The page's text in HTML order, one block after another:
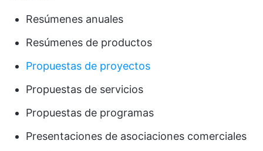
Resúmenes anuales
Resúmenes de productos
Propuestas de proyectos
Propuestas de servicios
Propuestas de programas
Presentaciones de asociaciones comerciales